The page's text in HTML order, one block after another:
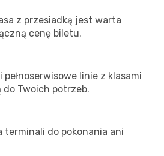
z przesiadką jest warta
cenę biletu.
linie z klasami
Twoich potrzeb.
terminali do pokonania ani